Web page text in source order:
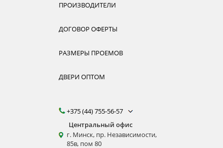
ПРОИЗВОДИТЕЛИ
ДОГОВОР ОФЕРТЫ
РАЗМЕРЫ ПРОЕМОВ
ДВЕРИ ОПТОМ
+375 (44) 755-56-57
Центральный офис
г. Минск, пр. Независимости,
85в, пом 80